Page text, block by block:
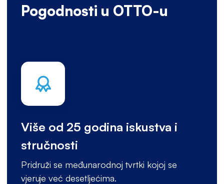
Pogodnosti u OTTO-u
Više od 25 godina iskustva i
stručnosti
Pridruži se međunarodnoj tvrtki kojoj se
vjeruje već desetljećima.